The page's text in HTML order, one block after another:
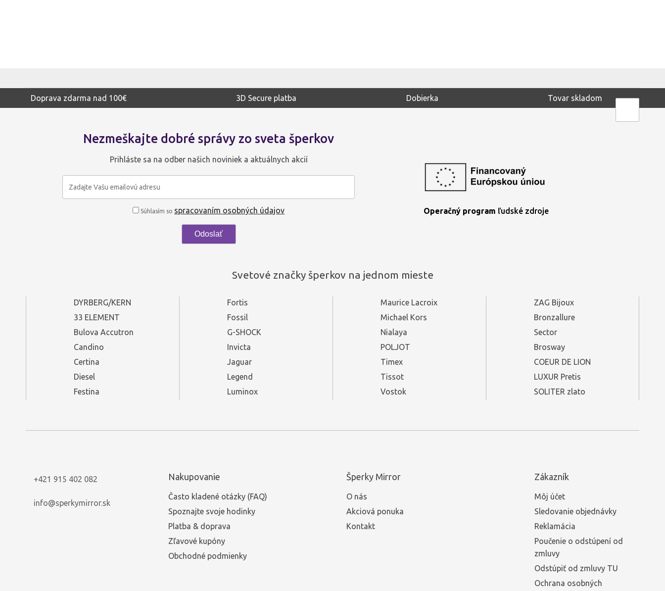
Doprava zdarma nad 100€ 3D Secure platba Dobierka Tovar skladom
Nezmeškajte dobré správy zo sveta šperkov
Prihláste sa na odber našich noviniek a aktuálnych akcií
Súhlasím so spracovaním osobných údajov Operačný program ľudské zdroje
Svetové značky šperkov na jednom mieste
DYRBERG/KERN
33 ELEMENT
Bulova Accutron
Candino
Certina
Diesel
Festina
Fortis
Fossil
G-SHOCK
Invicta
Jaguar
Legend
Luminox
Maurice Lacroix
Michael Kors
Nialaya
POLJOT
Timex
Tissot
Vostok
ZAG Bijoux
Bronzallure
Sector
Brosway
COEUR DE LION
LUXUR Pretis
SOLITER zlato
+421 915 402 082
info@sperkymirror.sk
Nakupovanie
Často kladené otázky (FAQ)
Spoznajte svoje hodinky
Platba & doprava
Zľavové kupóny
Obchodné podmienky
Šperky Mirror
O nás
Akciová ponuka
Kontakt
Zákazník
Môj účet
Sledovanie objednávky
Reklamácia
Poučenie o odstúpení od
zmluvy
Odstúpiť od zmluvy TU
Ochrana osobných